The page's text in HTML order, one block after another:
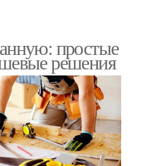
простые
решения